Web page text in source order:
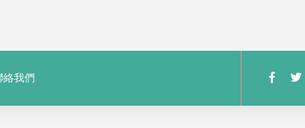
絡我們